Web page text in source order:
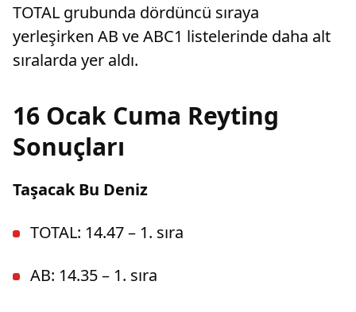
TOTAL grubunda dördüncü sıraya
yerleşirken AB ve ABC1 listelerinde daha alt
sıralarda yer aldı.
16 Ocak Cuma Reyting
Sonuçları
Taşacak Bu Deniz
TOTAL: 14.47 – 1. sıra
AB: 14.35 – 1. sıra